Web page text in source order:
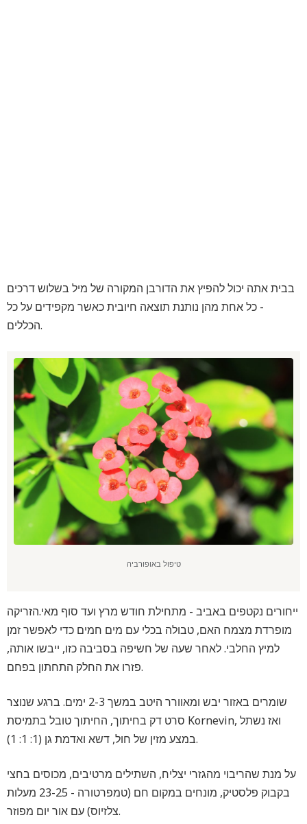
בבית אתה יכול להפיץ את הדורבן המקורה של מיל בשלוש דרכים
- כל אחת מהן נותנת תוצאה חיובית כאשר מקפידים על כל
הכללים.
טיפול באופורביה
ייחורים נקטפים באביב - מתחילת חודש מרץ ועד סוף מאי.הזריקה
מופרדת מצמח האם, טבולה בכלי עם מים חמים כדי לאפשר זמן
למיץ החלבי. לאחר שעה של חשיפה בסביבה כזו, ייבשו אותה,
פזרו את החלק התחתון בפחם.
שומרים באזור יבש ומאוורר היטב במשך 2-3 ימים. ברגע שנוצר
סרט דק בחיתוך, החיתוך טובל בתמיסת Kornevin, ואז נשתל
במצע מזין של חול, דשא ואדמת גן (1: 1: 1).
על מנת שהריבוי מהגזרי יצליח, השתילים מרטיבים, מכוסים בחצי
בקבוק פלסטיק, מונחים במקום חם (טמפרטורה - 23-25 ​​מעלות
צלזיוס) עם אור יום מפוזר.